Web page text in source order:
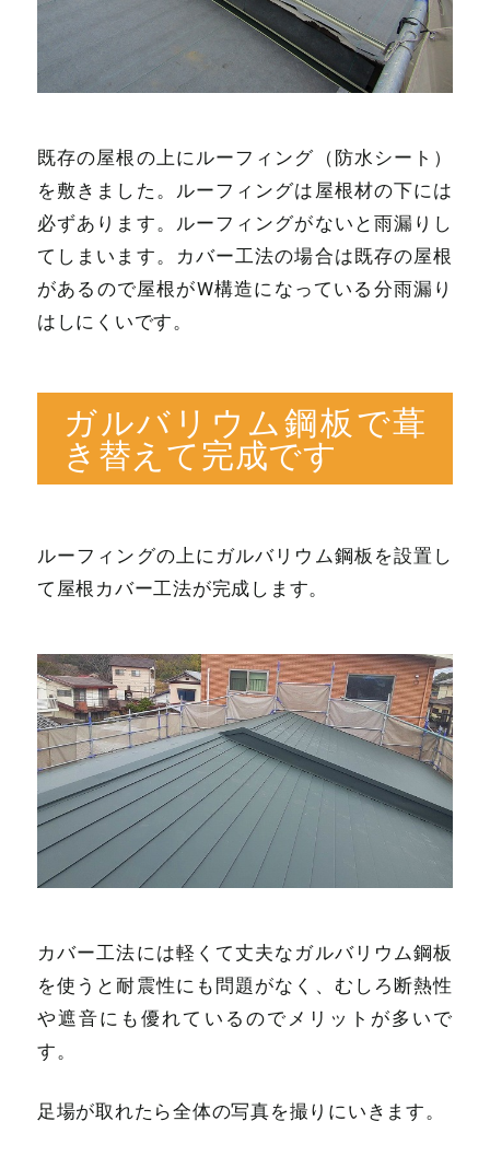
既存の屋根の上にルーフィング（防水シート）
を敷きました。ルーフィングは屋根材の下には
必ずあります。ルーフィングがないと雨漏りし
てしまいます。カバー工法の場合は既存の屋根
があるので屋根がW構造になっている分雨漏り
はしにくいです。
ガルバリウム鋼板で葺
き替えて完成です
ルーフィングの上にガルバリウム鋼板を設置し
て屋根カバー工法が完成します。
カバー工法には軽くて丈夫なガルバリウム鋼板
を使うと耐震性にも問題がなく、むしろ断熱性
や遮音にも優れているのでメリットが多いで
す。
足場が取れたら全体の写真を撮りにいきます。